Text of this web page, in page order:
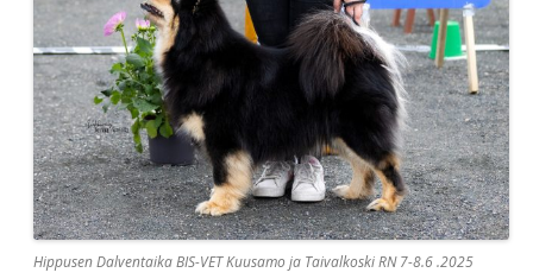
Hippusen Dalventaika BIS-VET Kuusamo ja Taivalkoski RN 7-8.6 .2025